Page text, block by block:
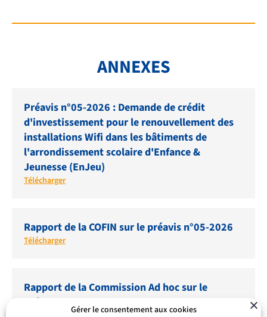
ANNEXES
Préavis n°05-2026 : Demande de crédit
d'investissement pour le renouvellement des
installations Wifi dans les bâtiments de
l'arrondissement scolaire d'Enfance &
Jeunesse (EnJeu)
Télécharger
Rapport de la COFIN sur le préavis n°05-2026
Télécharger
Rapport de la Commission Ad hoc sur le
préavis n°05-2026Gérer le consentement aux cookies